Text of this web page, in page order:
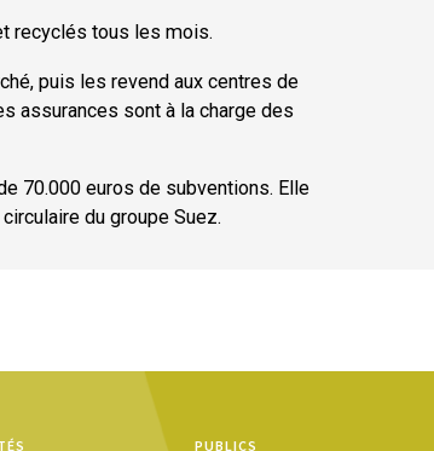
recyclés tous les mois.
puis les revend aux centres de
assurances sont à la charge des
70.000 euros de subventions. Elle
du groupe Suez.
PUBLICS